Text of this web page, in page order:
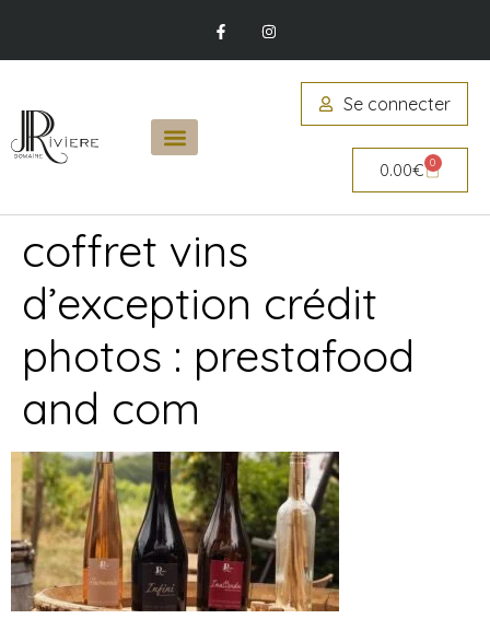
Se connecter
0.00€ 0
coffret vins
d’exception crédit
photos : prestafood
and com